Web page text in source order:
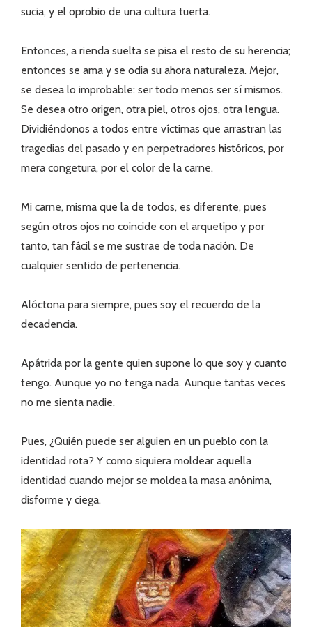
sucia, y el oprobio de una cultura tuerta.
Entonces, a rienda suelta se pisa el resto de su herencia;
entonces se ama y se odia su ahora naturaleza. Mejor,
se desea lo improbable: ser todo menos ser sí mismos.
Se desea otro origen, otra piel, otros ojos, otra lengua.
Dividiéndonos a todos entre víctimas que arrastran las
tragedias del pasado y en perpetradores históricos, por
mera congetura, por el color de la carne.
Mi carne, misma que la de todos, es diferente, pues
según otros ojos no coincide con el arquetipo y por
tanto, tan fácil se me sustrae de toda nación. De
cualquier sentido de pertenencia.
Alóctona para siempre, pues soy el recuerdo de la
decadencia.
Apátrida por la gente quien supone lo que soy y cuanto
tengo. Aunque yo no tenga nada. Aunque tantas veces
no me sienta nadie.
Pues, ¿Quién puede ser alguien en un pueblo con la
identidad rota? Y como siquiera moldear aquella
identidad cuando mejor se moldea la masa anónima,
disforme y ciega.